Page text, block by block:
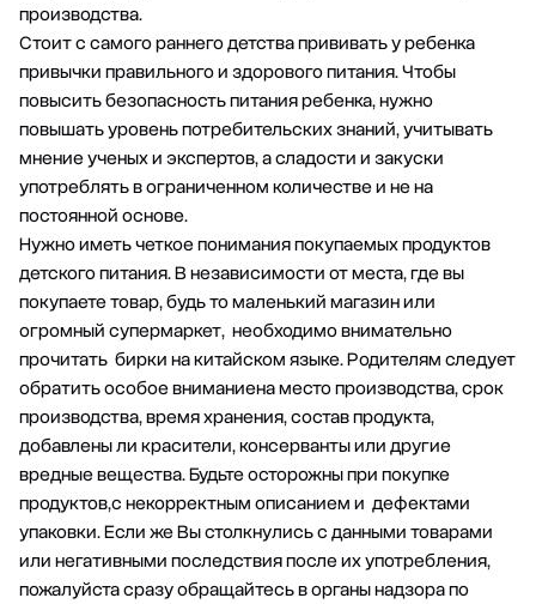
производства.
Стоит с самого раннего детства прививать у ребенка
привычки правильного и здорового питания. Чтобы
повысить безопасность питания ребенка, нужно
повышать уровень потребительских знаний, учитывать
мнение ученых и экспертов, а сладости и закуски
употреблять в ограниченном количестве и не на
постоянной основе.
Нужно иметь четкое понимания покупаемых продуктов
детского питания. В независимости от места, где вы
покупаете товар, будь то маленький магазин или
огромный супермаркет, необходимо внимательно
прочитать бирки на китайском языке. Родителям следует
обратить особое вниманиена место производства, срок
производства, время хранения, состав продукта,
добавлены ли красители, консерванты или другие
вредные вещества. Будьте осторожны при покупке
продуктов,с некорректным описанием и дефектами
упаковки. Если же Вы столкнулись с данными товарами
или негативными последствия после их употребления,
пожалуйста сразу обращайтесь в органы надзора по